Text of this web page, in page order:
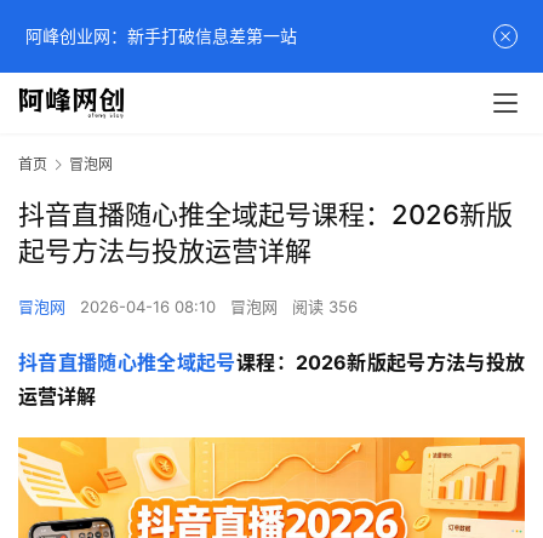
首页 冒泡网
抖音直播随心推全域起号课程：2026新版
起号方法与投放运营详解
冒泡网 2026-04-16 08:10 冒泡网 阅读 356
抖音直播随心推全域起号课程：2026新版起号方法与投放
运营详解
阿峰创业网：新手打破信息差第一站